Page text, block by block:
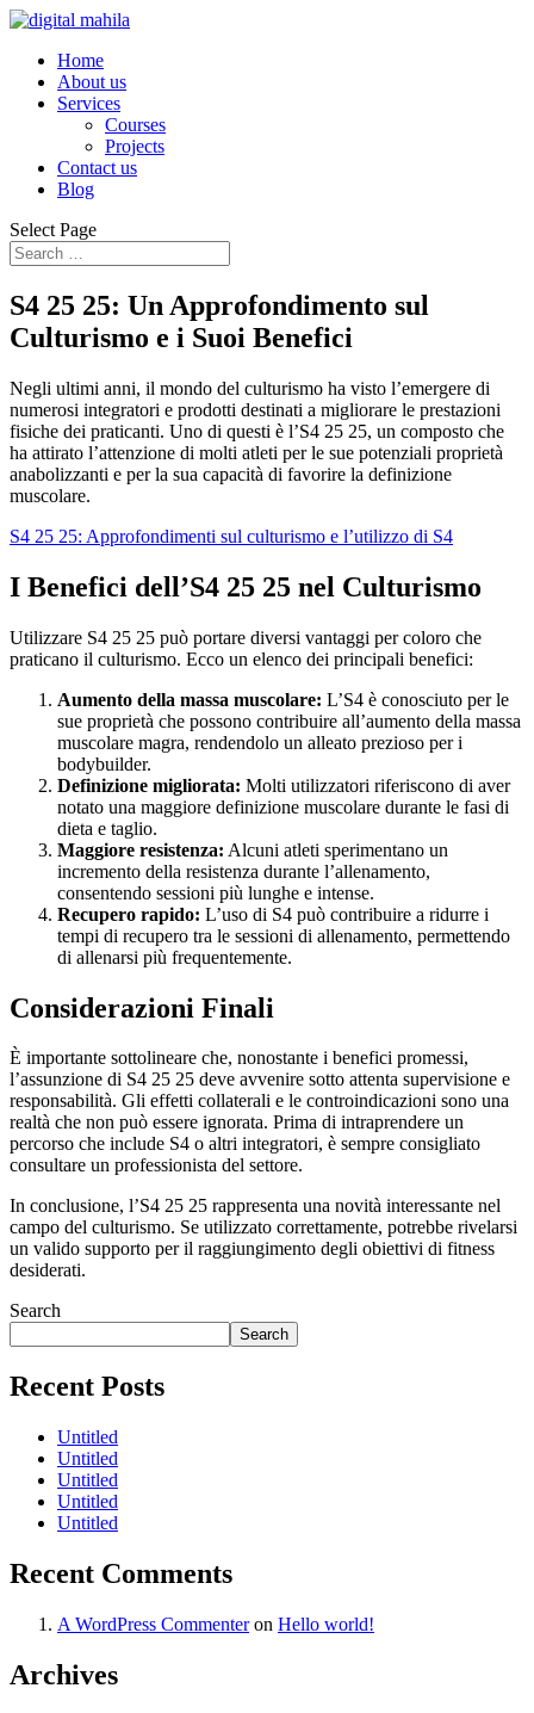
Home
About us
Services
Courses
Projects
Contact us
Blog
Select Page
S4 25 25: Un Approfondimento sul
Culturismo e i Suoi Benefici
Negli ultimi anni, il mondo del culturismo ha visto l’emergere di
numerosi integratori e prodotti destinati a migliorare le prestazioni
fisiche dei praticanti. Uno di questi è l’S4 25 25, un composto che
ha attirato l’attenzione di molti atleti per le sue potenziali proprietà
anabolizzanti e per la sua capacità di favorire la definizione
muscolare.
S4 25 25: Approfondimenti sul culturismo e l’utilizzo di S4
I Benefici dell’S4 25 25 nel Culturismo
Utilizzare S4 25 25 può portare diversi vantaggi per coloro che
praticano il culturismo. Ecco un elenco dei principali benefici:
Aumento della massa muscolare: L’S4 è conosciuto per le
sue proprietà che possono contribuire all’aumento della massa
muscolare magra, rendendolo un alleato prezioso per i
bodybuilder.
Definizione migliorata: Molti utilizzatori riferiscono di aver
notato una maggiore definizione muscolare durante le fasi di
dieta e taglio.
Maggiore resistenza: Alcuni atleti sperimentano un
incremento della resistenza durante l’allenamento,
consentendo sessioni più lunghe e intense.
Recupero rapido: L’uso di S4 può contribuire a ridurre i
tempi di recupero tra le sessioni di allenamento, permettendo
di allenarsi più frequentemente.
Considerazioni Finali
È importante sottolineare che, nonostante i benefici promessi,
l’assunzione di S4 25 25 deve avvenire sotto attenta supervisione e
responsabilità. Gli effetti collaterali e le controindicazioni sono una
realtà che non può essere ignorata. Prima di intraprendere un
percorso che include S4 o altri integratori, è sempre consigliato
consultare un professionista del settore.
In conclusione, l’S4 25 25 rappresenta una novità interessante nel
campo del culturismo. Se utilizzato correttamente, potrebbe rivelarsi
un valido supporto per il raggiungimento degli obiettivi di fitness
desiderati.
Search
Search
Recent Posts
Untitled
Untitled
Untitled
Untitled
Untitled
Recent Comments
A WordPress Commenteron Hello world!
Archives